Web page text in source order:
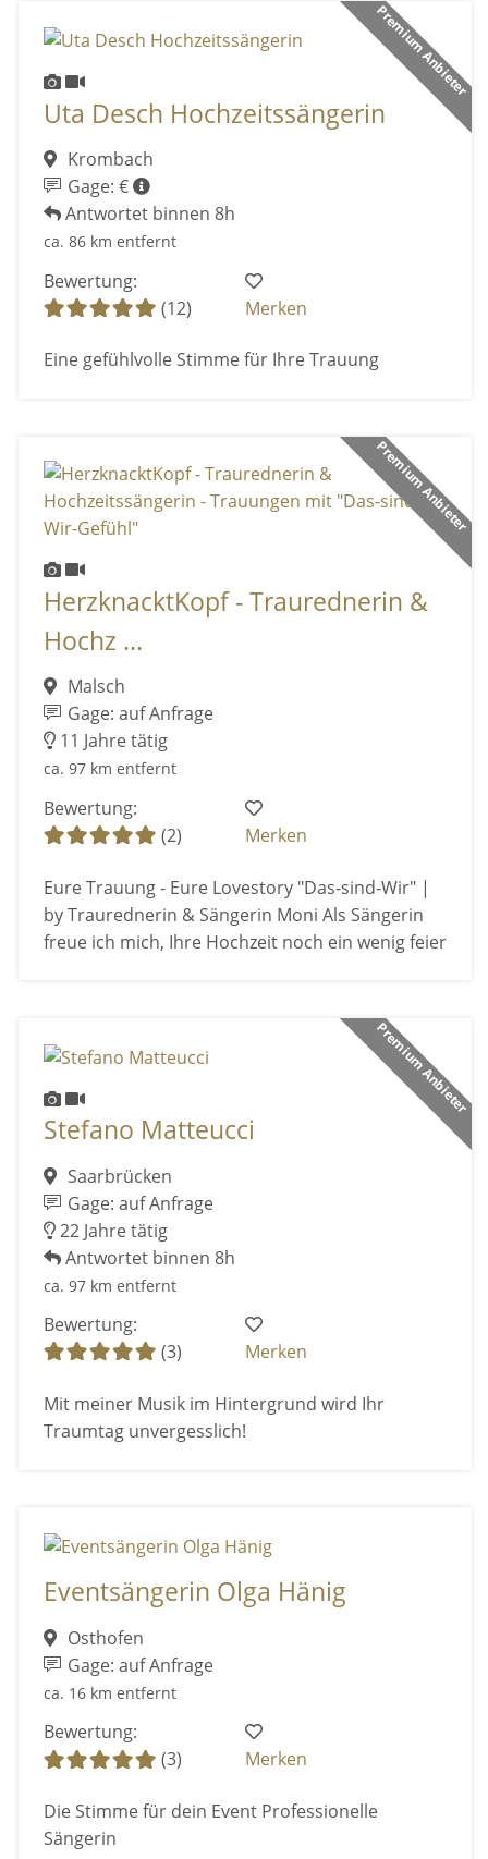
Premium Anbieter
Uta Desch Hochzeitssängerin
Krombach
Gage: €
Antwortet binnen 8h
ca. 86 km entfernt
Bewertung:
(12)
Merken
Eine gefühlvolle Stimme für Ihre Trauung
Premium Anbieter
HerzknacktKopf - Traurednerin &
Hochz ...
Malsch
Gage: auf Anfrage
11 Jahre tätig
ca. 97 km entfernt
Bewertung:
(2)
Merken
Eure Trauung - Eure Lovestory "Das-sind-Wir" |
by Traurednerin & Sängerin Moni Als Sängerin
freue ich mich, Ihre Hochzeit noch ein wenig feier
Premium Anbieter
Stefano Matteucci
Saarbrücken
Gage: auf Anfrage
22 Jahre tätig
Antwortet binnen 8h
ca. 97 km entfernt
Bewertung:
(3)
Merken
Mit meiner Musik im Hintergrund wird Ihr
Traumtag unvergesslich!
Eventsängerin Olga Hänig
Osthofen
Gage: auf Anfrage
ca. 16 km entfernt
Bewertung:
(3)
Merken
Die Stimme für dein Event Professionelle
Sängerin